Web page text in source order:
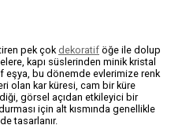
pek çok dekoratif öğe ile dolup
kapı süslerinden minik kristal
eşya, bu dönemde evlerimize renk
olan kar küresi, cam bir küre
görsel açıdan etkileyici bir
için alt kısmında genellikle
tasarlanır.